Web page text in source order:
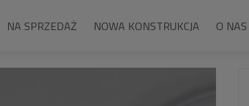
NA SPRZEDAŻ NOWA KONSTRUKCJA O NAS